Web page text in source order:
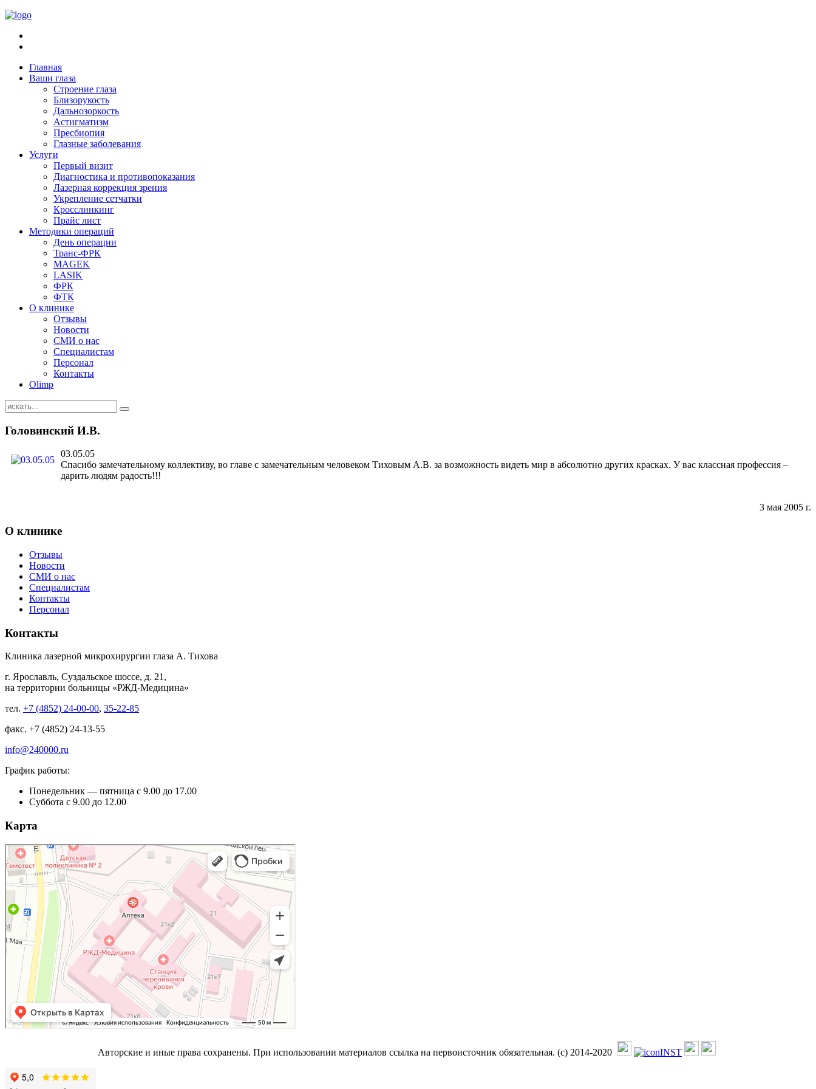
Главная
Ваши глаза
Строение глаза
Близорукость
Дальнозоркость
Астигматизм
Пресбиопия
Глазные заболевания
Услуги
Первый визит
Диагностика и противопоказания
Лазерная коррекция зрения
Укрепление сетчатки
Кросслинкинг
Прайс лист
Методики операций
День операции
Транс-ФРК
MAGEK
LASIK
ФРК
ФТК
О клинике
Отзывы
Новости
СМИ о нас
Специалистам
Персонал
Контакты
Olimp
Головинский И.В.
03.05.05
Спасибо замечательному коллективу, во главе с замечательным человеком Тиховым А.В. за возможность видеть мир в абсолютно других красках. У вас классная профессия –
дарить людям радость!!!
3 мая 2005 г.
О клинике
Отзывы
Новости
СМИ о нас
Специалистам
Контакты
Персонал
Контакты
Клиника лазерной микрохирургии глаза А. Тихова
г. Ярославль, Суздальское шоссе, д. 21,
на территории больницы «РЖД-Медицина»
тел. +7 (4852) 24-00-00, 35-22-85
факс. +7 (4852) 24-13-55
info@240000.ru
График работы:
Понедельник — пятница с 9.00 до 17.00
Суббота с 9.00 до 12.00
Карта
Авторские и иные права сохранены. При использовании материалов ссылка на первоисточник обязательная. (с) 2014-2020